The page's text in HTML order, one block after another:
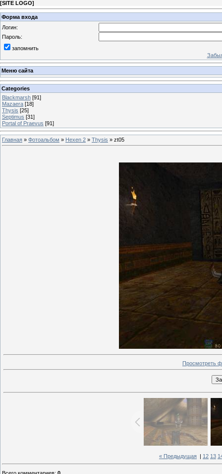
[SITE LOGO]
Форма входа
Логин:
Пароль:
запомнить
Меню сайта
Categories
Blackmarsh [91]
Mazaera [18]
Thysis [25]
Septimus [31]
Portal of Praevus [91]
Главная » Фотоальбом » Hexen 2 » Thysis » zt05
Просмотреть
« Предыдущая 12 13